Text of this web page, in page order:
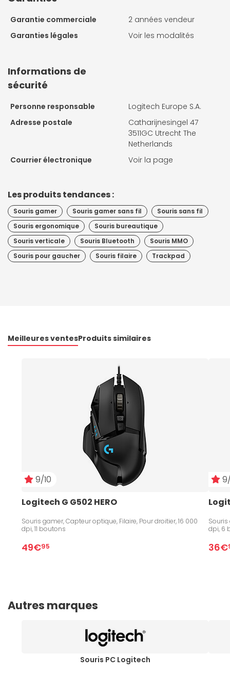
Garantie commerciale
2 années vendeur
Garanties légales
Voir les modalités
Informations de
sécurité
Personne responsable
Logitech Europe S.A.
Adresse postale
Catharijnesingel 47
3511GC Utrecht The
Netherlands
Courrier électronique
Voir la page
Les produits tendances :
Souris gamer Souris gamer sans fil
Souris sans fil
Souris ergonomique
Souris bureautique
Souris verticale
Souris Bluetooth
Souris MMO
Souris pour gaucher
Souris filaire Trackpad
Meilleures ventesProduits similaires
9/10
Logitech G G502 HERO
Souris gamer, Capteur optique, Filaire, Pour droitier, 16 000
dpi, 11 boutons
49€95
Souris
dpi, 6
36€
Autres marques
Souris PC Logitech